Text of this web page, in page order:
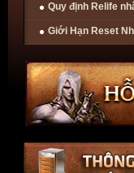
Quy định Relife
Giới Hạn Reset